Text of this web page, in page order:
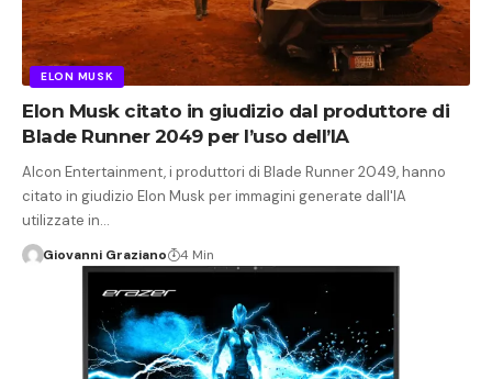
ELON MUSK
Elon Musk citato in giudizio dal produttore di
Blade Runner 2049 per l’uso dell’IA
Alcon Entertainment, i produttori di Blade Runner 2049, hanno
citato in giudizio Elon Musk per immagini generate dall'IA
utilizzate in…
Giovanni Graziano 4 Min